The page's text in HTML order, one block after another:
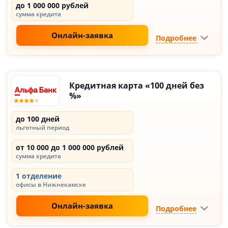
до 1 000 000 рублей
сумма кредита
Онлайн-заявка Подробнее
Кредитная карта «100 дней без
%»
до 100 дней
льготный период
от 10 000 до 1 000 000 рублей
сумма кредита
1 отделение
офисы в Нижнекамске
Онлайн-заявка Подробнее